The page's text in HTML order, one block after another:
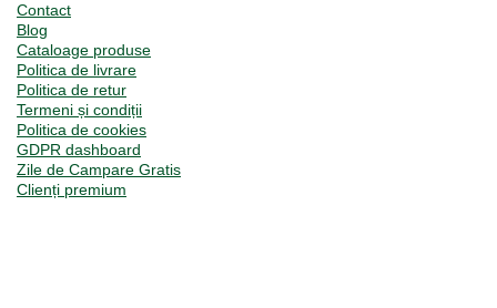
Contact
Blog
Cataloage produse
Politica de livrare
Politica de retur
Termeni și condiții
Politica de cookies
GDPR dashboard
Zile de Campare Gratis
Clienți premium